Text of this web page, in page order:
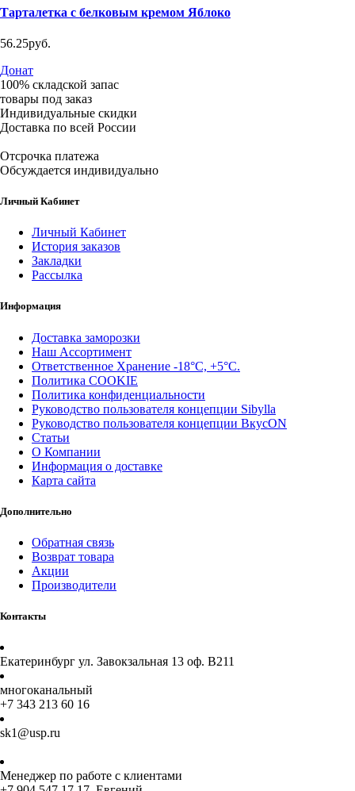
Тарталетка с белковым кремом Яблоко
56.25руб.
Донат
100% складской запас
товары под заказ
Индивидуальные скидки
Доставка по всей России
Отсрочка платежа
Обсуждается индивидуально
Личный Кабинет
Личный Кабинет
История заказов
Закладки
Рассылка
Информация
Доставка заморозки
Наш Ассортимент
Ответственное Хранение -18°С, +5°С.
Политика COOKIE
Политика конфиденциальности
Руководство пользователя концепции Sibylla
Руководство пользователя концепции ВкусON
Статьи
О Компании
Информация о доставке
Карта сайта
Дополнительно
Обратная связь
Возврат товара
Акции
Производители
Контакты
Екатеринбург ул. Завокзальная 13 оф. В211
многоканальный
+7 343 213 60 16
sk1@usp.ru
Менеджер по работе с клиентами